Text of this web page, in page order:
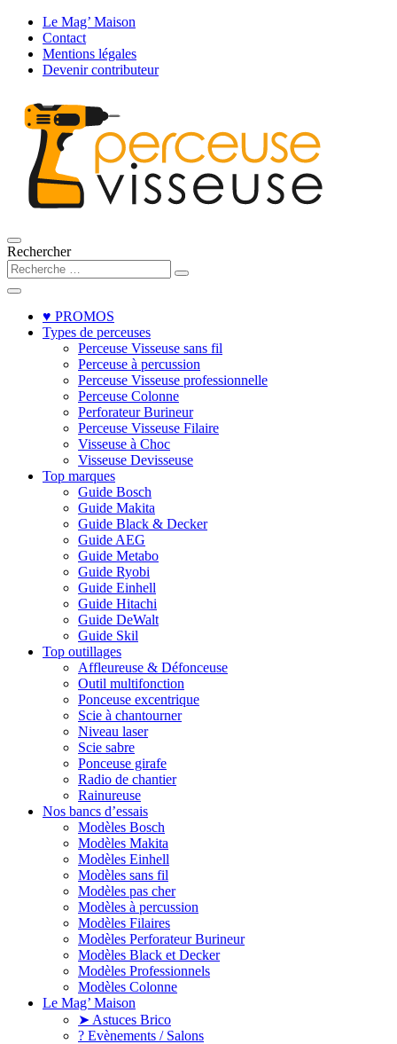
Le Mag’ Maison
Contact
Mentions légales
Devenir contributeur
Rechercher
♥ PROMOS
Types de perceuses
Perceuse Visseuse sans fil
Perceuse à percussion
Perceuse Visseuse professionnelle
Perceuse Colonne
Perforateur Burineur
Perceuse Visseuse Filaire
Visseuse à Choc
Visseuse Devisseuse
Top marques
Guide Bosch
Guide Makita
Guide Black & Decker
Guide AEG
Guide Metabo
Guide Ryobi
Guide Einhell
Guide Hitachi
Guide DeWalt
Guide Skil
Top outillages
Affleureuse & Défonceuse
Outil multifonction
Ponceuse excentrique
Scie à chantourner
Niveau laser
Scie sabre
Ponceuse girafe
Radio de chantier
Rainureuse
Nos bancs d’essais
Modèles Bosch
Modèles Makita
Modèles Einhell
Modèles sans fil
Modèles pas cher
Modèles à percussion
Modèles Filaires
Modèles Perforateur Burineur
Modèles Black et Decker
Modèles Professionnels
Modèles Colonne
Le Mag’ Maison
➤ Astuces Brico
? Evènements / Salons